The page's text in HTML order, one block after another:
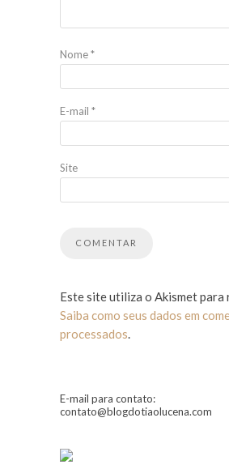
Nome*
E-mail *
Site
Este site utiliza o Akismet para
Saiba como seus dados em
processados.
E-mail para contato:
contato@blogdotiaolucena.com